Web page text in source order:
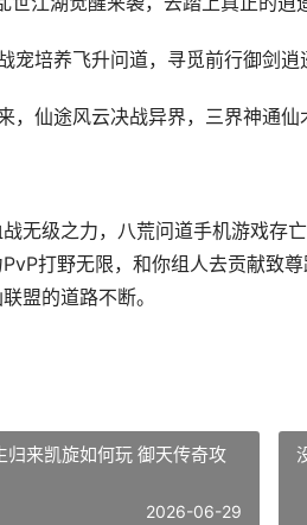
宠培养飞升问道，寻觅前行御剑
，仙途风云决战异界，三界神通
无级之力，八荒问道手机游戏存
打野无限，和你组人去贡献致
盟的道路不断。
来凯旋如何玩 御天传奇攻
2026-06-29